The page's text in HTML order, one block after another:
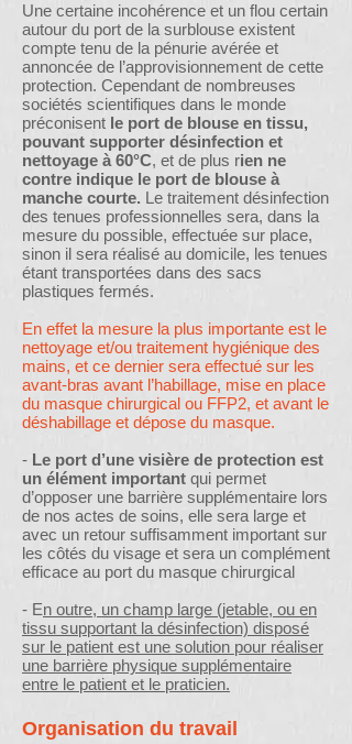
Une certaine incohérence et un flou certain
autour du port de la surblouse existent
compte tenu de la pénurie avérée et
annoncée de l’approvisionnement de cette
protection. Cependant de nombreuses
sociétés scientifiques dans le monde
préconisent le port de blouse en tissu,
pouvant supporter désinfection et
nettoyage à 60°C, et de plus rien ne
contre indique le port de blouse à
manche courte. Le traitement désinfection
des tenues professionnelles sera, dans la
mesure du possible, effectuée sur place,
sinon il sera réalisé au domicile, les tenues
étant transportées dans des sacs
plastiques fermés.
En effet la mesure la plus importante est le
nettoyage et/ou traitement hygiénique des
mains, et ce dernier sera effectué sur les
avant-bras avant l’habillage, mise en place
du masque chirurgical ou FFP2, et avant le
déshabillage et dépose du masque.
- Le port d’une visière de protection est
un élément important qui permet
d’opposer une barrière supplémentaire lors
de nos actes de soins, elle sera large et
avec un retour suffisamment important sur
les côtés du visage et sera un complément
efficace au port du masque chirurgical
- En outre, un champ large (jetable, ou en
tissu supportant la désinfection) disposé
sur le patient est une solution pour réaliser
une barrière physique supplémentaire
entre le patient et le praticien.
Organisation du travail